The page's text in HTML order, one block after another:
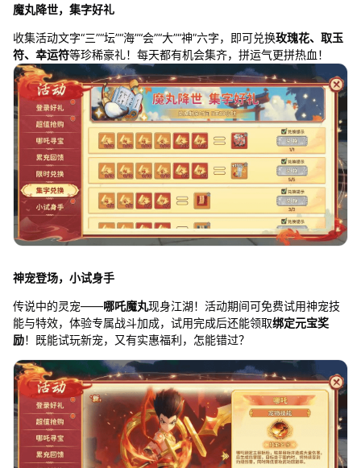
魔丸降世，集字好礼
收集活动文字“三”“坛”“海”“会”“大”“神”六字，即可兑换玫瑰花、取玉
符、幸运符等珍稀豪礼！每天都有机会集齐，拼运气更拼热血！
神宠登场，小试身手
传说中的灵宠——哪吒魔丸现身江湖！活动期间可免费试用神宠技
能与特效，体验专属战斗加成，试用完成后还能领取绑定元宝奖
励！既能试玩新宠，又有实惠福利，怎能错过？